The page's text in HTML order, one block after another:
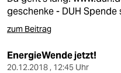
geschenke- DUH
zum Beitrag
EnergieWende jetzt!
20.12.2018 , 12:45 Uhr